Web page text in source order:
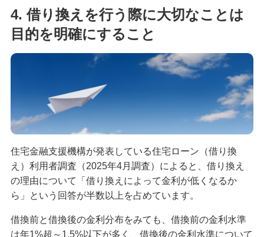
4. 借り換えを行う際に大切なことは
目的を明確にすること
住宅金融支援機構が発表している住宅ローン（借り換
え）利用者調査（2025年4月調査）によると、借り換え
の理由について「借り換えによって金利が低くなるか
ら」という回答が半数以上を占めています。
借換前と借換後の金利分布をみても、借換前の金利水準
は年1%超～1.5%以下が多く、借換後の金利水準について